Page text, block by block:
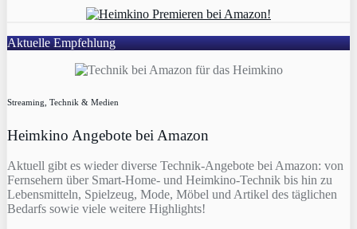
Aktuelle Empfehlung
Streaming, Technik & Medien
Heimkino Angebote bei Amazon
Aktuell gibt es wieder diverse Technik-Angebote bei Amazon: von
Fernsehern über Smart-Home- und Heimkino-Technik bis hin zu
Lebensmitteln, Spielzeug, Mode, Möbel und Artikel des täglichen
Bedarfs sowie viele weitere Highlights!